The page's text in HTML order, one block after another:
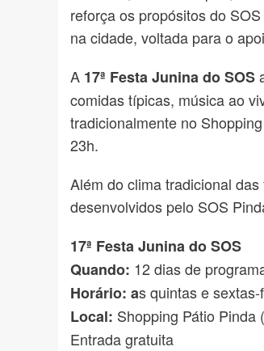
reforça os propósitos do
na cidade, voltada para o
A 17ª Festa Junina do SOS
comidas típicas, música ao
tradicionalmente no
23h.
Além do clima tradicional
desenvolvidos pelo SOS
17ª Festa Junina do SOS
Quando: 12 dias de
Horário: as quintas e
Local: Shopping Pátio Pinda
Entrada gratuita